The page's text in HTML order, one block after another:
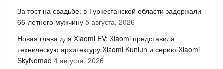
За тост на свадьбе: в Туркестанской области задержали
66-летнего мужчину 5 августа, 2026
Новая глава для Xiaomi EV: Xiaomi представила
техническую архитектуру Xiaomi Kunlun и серию Xiaomi
SkyNomad 4 августа, 2026